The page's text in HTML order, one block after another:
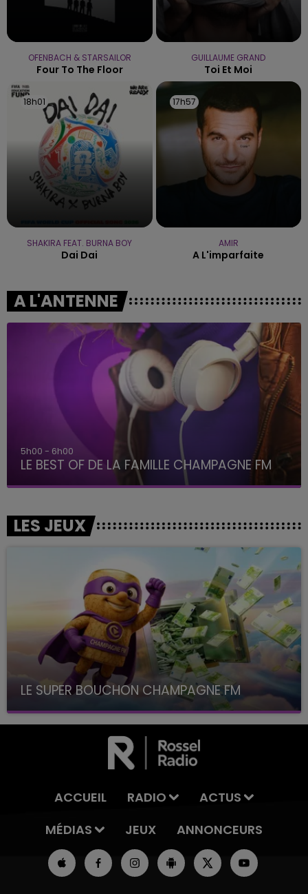
OFENBACH & STARSAILOR
Four To The Floor
GUILLAUME GRAND
Toi Et Moi
18h01
18h01
SHAKIRA FEAT. BURNA BOY
Dai Dai
17h57
17h57
AMIR
A L'imparfaite
A L'ANTENNE
5h00 - 6h00
LE BEST OF DE LA FAMILLE CHAMPAGNE FM
LES JEUX
LE SUPER BOUCHON CHAMPAGNE FM
avec La Famille Champagne FM, à 8H10
ACCUEIL RADIO
ACTUS
MÉDIAS
JEUX ANNONCEURS